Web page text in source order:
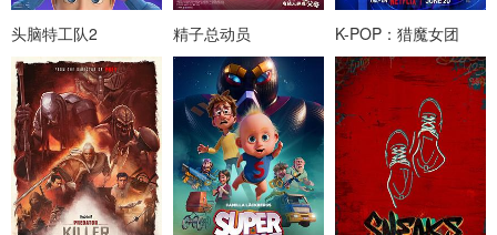
头脑特工队2 精子总动员 K-POP：猎魔女团